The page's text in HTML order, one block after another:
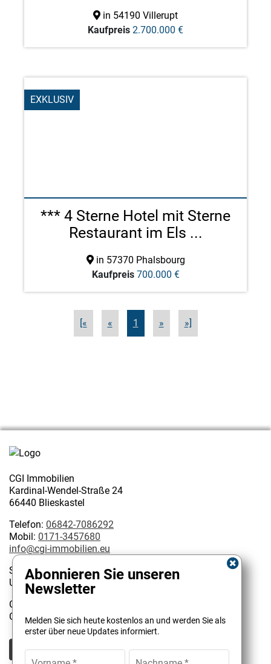
in 54190 Villerupt
Kaufpreis 2.700.000 €
EXKLUSIV
*** 4 Sterne Hotel mit Sterne
Restaurant im Els ...
in 57370 Phalsbourg
Kaufpreis 700.000 €
[« « 1 » »]
CGI Immobilien
Kardinal-Wendel-Straße 24
66440 Blieskastel
Telefon: 06842-7086292
Mobil: 0171-3457680
info@cgi-immobilien.eu
Steuernummer: 075/222/02627
USt-IdNr.: DE 314128585
Geschäftsinhaber:
Christophe Garattoni Geprüfter Immobilienmakler IHK
Abonnieren Sie unseren
Newsletter
Melden Sie sich heute kostenlos an und werden Sie als
erster über neue Updates informiert.
CGI Immobilien
100%
SEHR GUT